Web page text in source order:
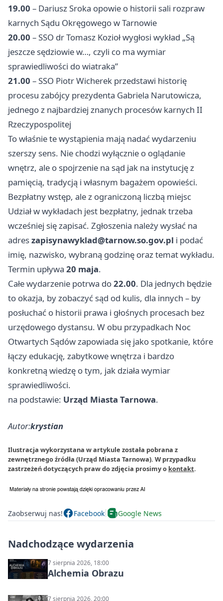
19.00 – Dariusz Sroka opowie o historii sali rozpraw
karnych Sądu Okręgowego w Tarnowie
20.00 – SSO dr Tomasz Kozioł wygłosi wykład „Są
jeszcze sędziowie w…, czyli co ma wymiar
sprawiedliwości do wiatraka”
21.00 – SSO Piotr Wicherek przedstawi historię
procesu zabójcy prezydenta Gabriela Narutowicza,
jednego z najbardziej znanych procesów karnych II
Rzeczypospolitej
To właśnie te wystąpienia mają nadać wydarzeniu
szerszy sens. Nie chodzi wyłącznie o oglądanie
wnętrz, ale o spojrzenie na sąd jak na instytucję z
pamięcią, tradycją i własnym bagażem opowieści.
Bezpłatny wstęp, ale z ograniczoną liczbą miejsc
Udział w wykładach jest bezpłatny, jednak trzeba
wcześniej się zapisać. Zgłoszenia należy wysłać na
adreszapisynawyklad@tarnow.so.gov.pl i podać
imię, nazwisko, wybraną godzinę oraz temat wykładu.
Termin upływa 20 maja.
Całe wydarzenie potrwa do22.00. Dla jednych będzie
to okazja, by zobaczyć sąd od kulis, dla innych – by
posłuchać o historii prawa i głośnych procesach bez
urzędowego dystansu. W obu przypadkach Noc
Otwartych Sądów zapowiada się jako spotkanie, które
łączy edukację, zabytkowe wnętrza i bardzo
konkretną wiedzę o tym, jak działa wymiar
sprawiedliwości.
na podstawie: Urząd Miasta Tarnowa.
Autor:krystian
Ilustracja wykorzystana w artykule została pobrana z
zewnętrznego źródła (Urząd Miasta Tarnowa). W przypadku
zastrzeżeń dotyczących praw do zdjęcia prosimy o kontakt.
Zaobserwuj nas! Facebook Google News
Nadchodzące wydarzenia
7 sierpnia 2026, 18:00
Alchemia Obrazu
7 sierpnia 2026, 20:00